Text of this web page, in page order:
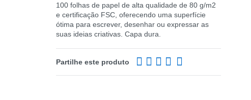
100 folhas de papel de alta qualidade de 80 g/m2
e certificação FSC, oferecendo uma superfície
ótima para escrever, desenhar ou expressar as
suas ideias criativas. Capa dura.
Partilhe este produto